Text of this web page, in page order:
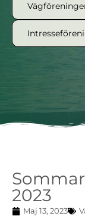
2023
Maj 13, 2023